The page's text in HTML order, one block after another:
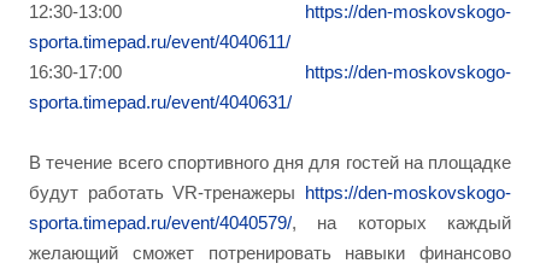
12:30-13:00 https://den-moskovskogo-
sporta.timepad.ru/event/4040611/
16:30-17:00 https://den-moskovskogo-
sporta.timepad.ru/event/4040631/
В течение всего спортивного дня для гостей на площадке
будут работать VR-тренажеры https://den-moskovskogo-
sporta.timepad.ru/event/4040579/, на которых каждый
желающий сможет потренировать навыки финансово